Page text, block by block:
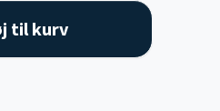
til kurv